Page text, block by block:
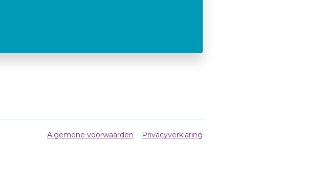
Algemene voorwaarden Privacyverklaring